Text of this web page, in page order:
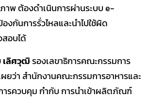
ต้องดำเนินการผ่านระบบe-
งกันการรั่วไหลและนำไปใช้ผิด
อบได้
เลิศวุฒิรองเลขาธิการคณะกรรมการ
ผยว่า สำนักงานคณะกรรมการอาหารและ
ารควบคุม กำกับ การนำเข้าผลิตภัณฑ์